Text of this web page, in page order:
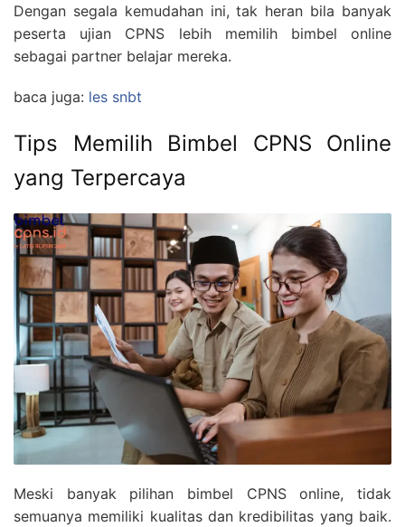
Dengan segala kemudahan ini, tak heran bila banyak
peserta ujian CPNS lebih memilih bimbel online
sebagai partner belajar mereka.
baca juga: les snbt
Tips Memilih Bimbel CPNS Online
yang Terpercaya
Meski banyak pilihan bimbel CPNS online, tidak
semuanya memiliki kualitas dan kredibilitas yang baik.